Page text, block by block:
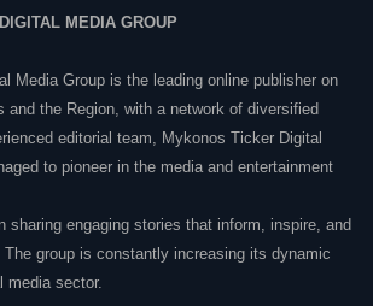
MEDIA GROUP
Media Group is the leading online publisher on
and the Region, with a network of diversified
editorial team, Mykonos Ticker Digital
to pioneer in the media and entertainment
sharing engaging stories that inform, inspire, and
group is constantly increasing its dynamic
media sector.